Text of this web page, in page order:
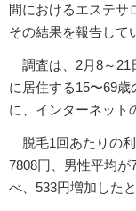
間におけるエステサ
その結果を報告して
調査は、2月8～21
に居住する15〜69歳
に、インターネット
脱毛1回あたりの
7808円、男性平均が
べ、533円増加した